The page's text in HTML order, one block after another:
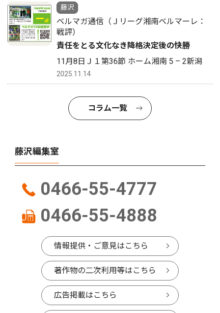
藤沢
ベルマガ通信（Ｊリーグ湘南ベルマーレ：
戦評）
責任をとる文化なき降格決定後の快勝
11月8日Ｊ１第36節 ホーム湘南 5 – 2新潟
2025.11.14
コラム一覧
藤沢編集室
0466-55-4777
0466-55-4888
情報提供・ご意見はこちら
著作物の二次利用等はこちら
広告掲載はこちら